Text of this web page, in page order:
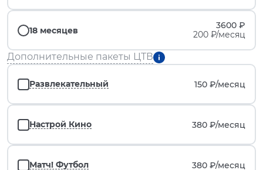
18 месяцев
3600 ₽
200 ₽/месяц
Дополнительные пакеты ЦТВ
Развлекательный 150 ₽/месяц
Настрой Кино 380 ₽/месяц
Матч! Футбол 380 ₽/месяц